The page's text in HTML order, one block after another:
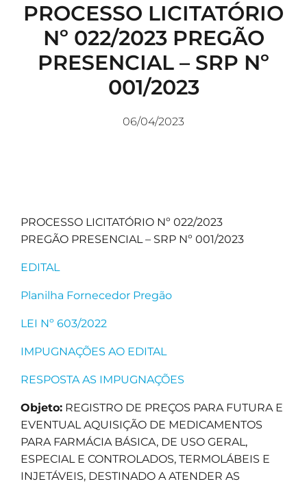
PROCESSO LICITATÓRIO
Nº 022/2023 PREGÃO
PRESENCIAL – SRP Nº
001/2023
06/04/2023
PROCESSO LICITATÓRIO Nº 022/2023
PREGÃO PRESENCIAL – SRP Nº 001/2023
EDITAL
Planilha Fornecedor Pregão
LEI Nº 603/2022
IMPUGNAÇÕES AO EDITAL
RESPOSTA AS IMPUGNAÇÕES
Objeto: REGISTRO DE PREÇOS PARA FUTURA E
EVENTUAL AQUISIÇÃO DE MEDICAMENTOS
PARA FARMÁCIA BÁSICA, DE USO GERAL,
ESPECIAL E CONTROLADOS, TERMOLÁBEIS E
INJETÁVEIS, DESTINADO A ATENDER AS